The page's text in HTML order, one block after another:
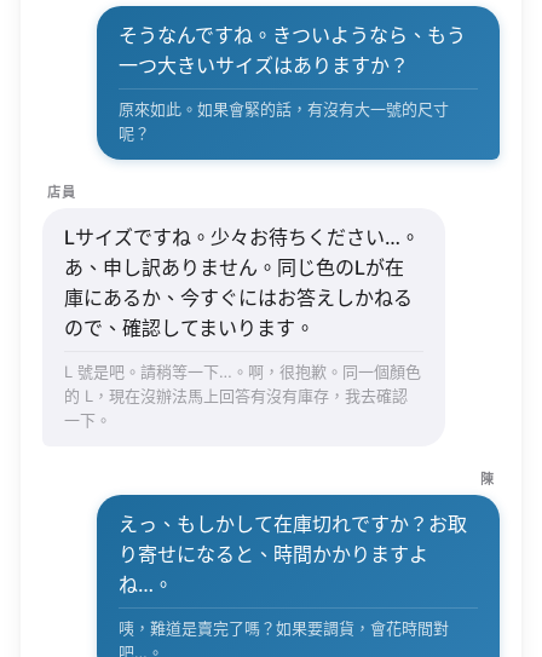
そうなんですね。きついようなら、もう
一つ大きいサイズはありますか？
原來如此。如果會緊的話，有沒有大一號的尺寸
呢？
店員
Lサイズですね。少々お待ちください…。
あ、申し訳ありません。同じ色のLが在
庫にあるか、今すぐにはお答えしかねる
ので、確認してまいります。
L 號是吧。請稍等一下…。啊，很抱歉。同一個顏色
的 L，現在沒辦法馬上回答有沒有庫存，我去確認
一下。
陳
えっ、もしかして在庫切れですか？お取
り寄せになると、時間かかりますよ
ね…。
咦，難道是賣完了嗎？如果要調貨，會花時間對
吧…。